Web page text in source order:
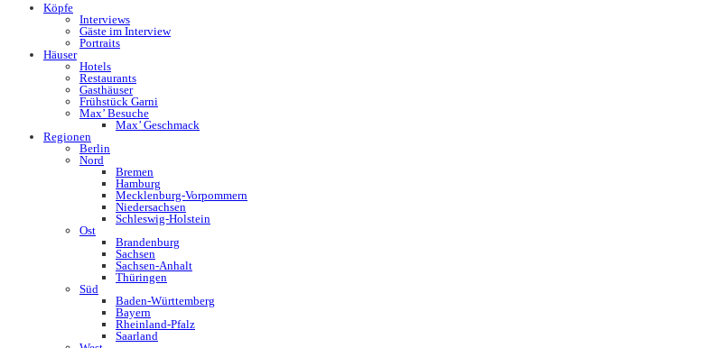
Köpfe
Interviews
Gäste im Interview
Portraits
Häuser
Hotels
Restaurants
Gasthäuser
Frühstück Garni
Max’ Besuche
Max’ Geschmack
Regionen
Berlin
Nord
Bremen
Hamburg
Mecklenburg-Vorpommern
Niedersachsen
Schleswig-Holstein
Ost
Brandenburg
Sachsen
Sachsen-Anhalt
Thüringen
Süd
Baden-Württemberg
Bayern
Rheinland-Pfalz
Saarland